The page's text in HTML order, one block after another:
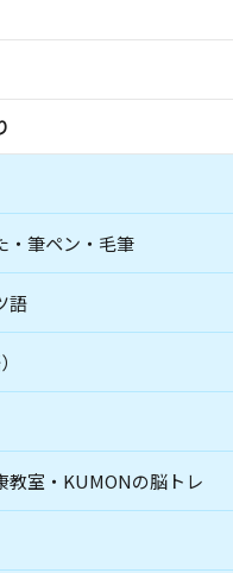
・筆ペン・毛筆
語
教室・KUMONの脳トレ